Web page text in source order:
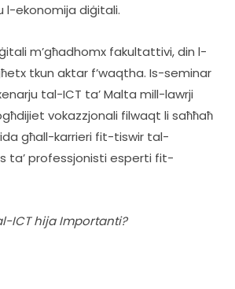
l-ekonomija diġitali.
m’għadhomx fakultattivi, din l-
tkun aktar f’waqtha. Is-seminar
tal-ICT ta’ Malta mill-lawrji
vokazzjonali filwaqt li saħħaħ
għall-karrieri fit-tiswir tal-
ta’ professjonisti esperti fit-
ICT hija Importanti?